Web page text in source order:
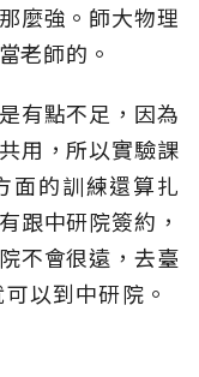
麼強。師大物理
老師的。
有點不足，因為
用，所以實驗課
面的訓練還算扎
跟中研院簽約，
不會很遠，去臺
以到中研院。